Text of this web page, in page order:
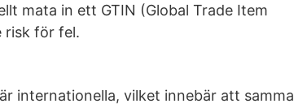
mata in ett GTIN (Global Trade Item
risk för fel.
internationella, vilket innebär att samma